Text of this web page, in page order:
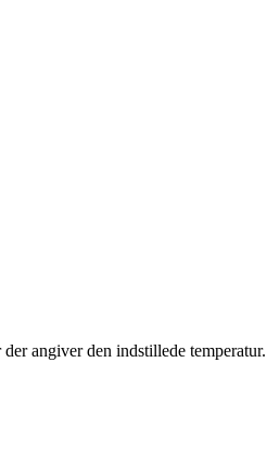
angiver den indstillede temperatur.